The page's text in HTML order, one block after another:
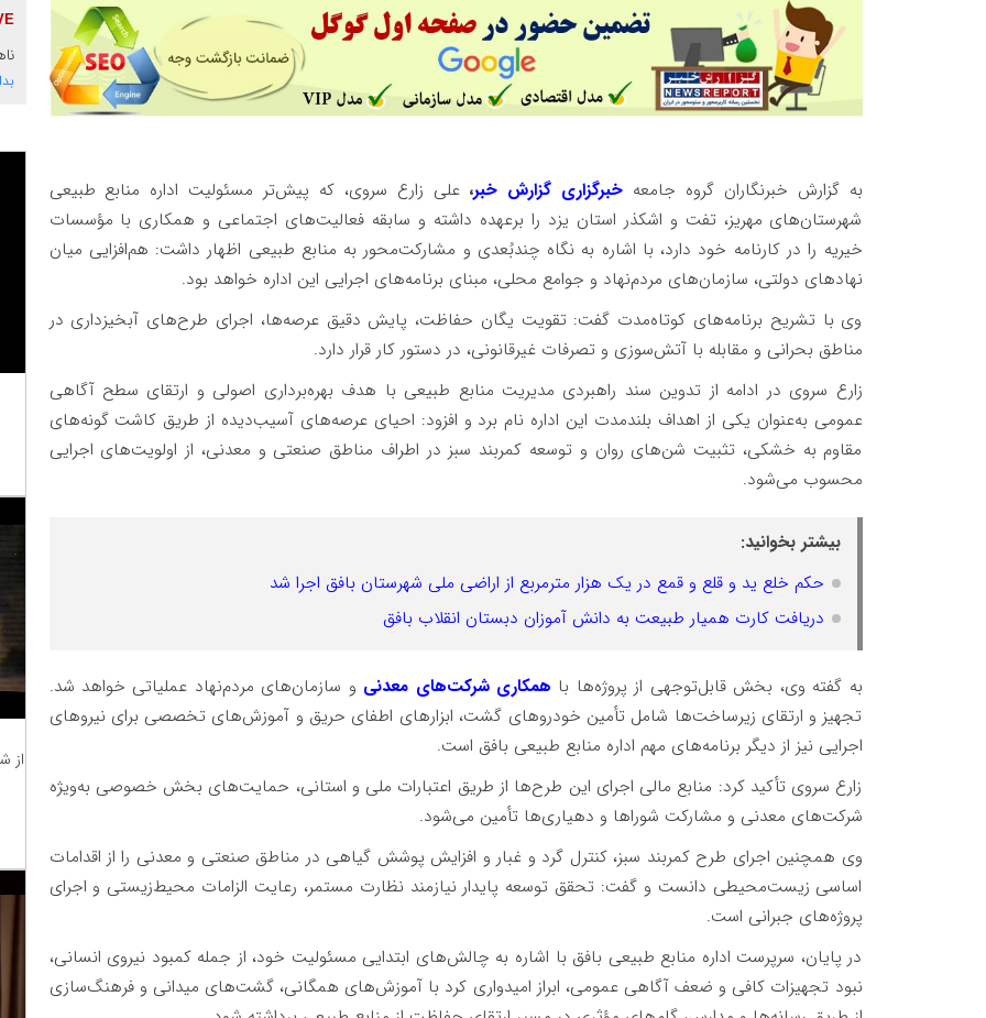
به گزارش خبرنگاران گروه جامعه خبرگزاری گزارش خبر، علی زارع سروی، که پیش‌تر مسئولیت اداره منابع طبیعی
شهرستان‌های مهریز، تفت و اشکذر استان یزد را برعهده داشته و سابقه فعالیت‌های اجتماعی و همکاری با مؤسسات
خیریه را در کارنامه خود دارد، با اشاره به نگاه چندبُعدی و مشارکت‌محور به منابع طبیعی اظهار داشت: هم‌افزایی میان
نهادهای دولتی، سازمان‌های مردم‌نهاد و جوامع محلی، مبنای برنامه‌های اجرایی این اداره خواهد بود.
وی با تشریح برنامه‌های کوتاه‌مدت گفت: تقویت یگان حفاظت، پایش دقیق عرصه‌ها، اجرای طرح‌های آبخیزداری در
مناطق بحرانی و مقابله با آتش‌سوزی و تصرفات غیرقانونی، در دستور کار قرار دارد.
زارع سروی در ادامه از تدوین سند راهبردی مدیریت منابع طبیعی با هدف بهره‌برداری اصولی و ارتقای سطح آگاهی
عمومی به‌عنوان یکی از اهداف بلندمدت این اداره نام برد و افزود: احیای عرصه‌های آسیب‌دیده از طریق کاشت گونه‌های
مقاوم به خشکی، تثبیت شن‌های روان و توسعه کمربند سبز در اطراف مناطق صنعتی و معدنی، از اولویت‌های اجرایی
محسوب می‌شود.
بیشتر بخوانید:
حکم خلع ید و قلع و قمع در یک هزار مترمربع از اراضی ملی شهرستان بافق اجرا شد
دریافت کارت همیار طبیعت به دانش آموزان دبستان انقلاب بافق
به گفته وی، بخش قابل‌توجهی از پروژه‌ها با همکاری شرکت‌های معدنی و سازمان‌های مردم‌نهاد عملیاتی خواهد شد.
تجهیز و ارتقای زیرساخت‌ها شامل تأمین خودروهای گشت، ابزارهای اطفای حریق و آموزش‌های تخصصی برای نیروهای
اجرایی نیز از دیگر برنامه‌های مهم اداره منابع طبیعی بافق است.
زارع سروی تأکید کرد: منابع مالی اجرای این طرح‌ها از طریق اعتبارات ملی و استانی، حمایت‌های بخش خصوصی به‌ویژه
شرکت‌های معدنی و مشارکت شوراها و دهیاری‌ها تأمین می‌شود.
وی همچنین اجرای طرح کمربند سبز، کنترل گرد و غبار و افزایش پوشش گیاهی در مناطق صنعتی و معدنی را از اقدامات
اساسی زیست‌محیطی دانست و گفت: تحقق توسعه پایدار نیازمند نظارت مستمر، رعایت الزامات محیط‌زیستی و اجرای
پروژه‌های جبرانی است.
در پایان، سرپرست اداره منابع طبیعی بافق با اشاره به چالش‌های ابتدایی مسئولیت خود، از جمله کمبود نیروی انسانی،
نبود تجهیزات کافی و ضعف آگاهی عمومی، ابراز امیدواری کرد با آموزش‌های همگانی، گشت‌های میدانی و فرهنگ‌سازی
از